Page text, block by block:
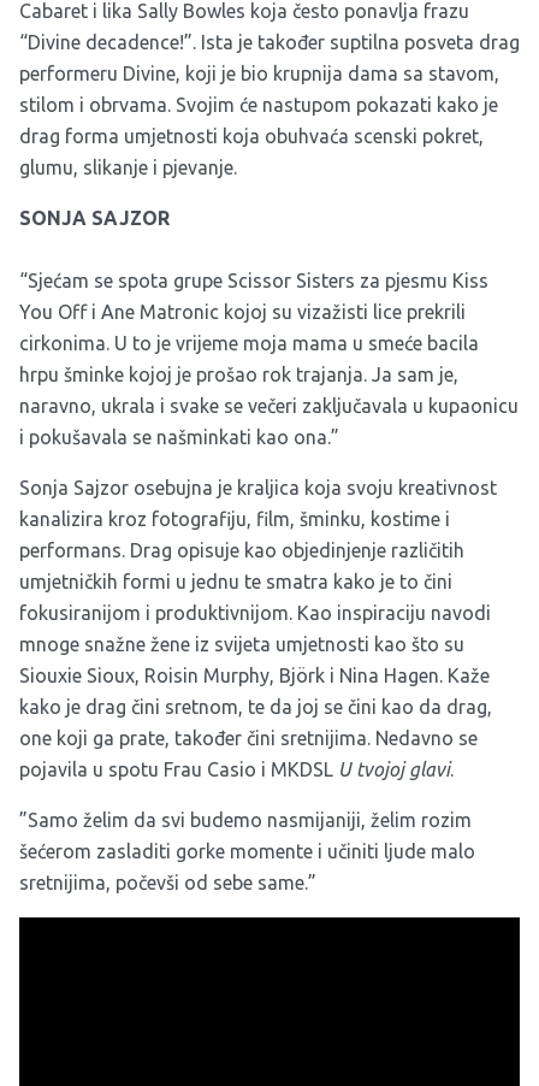
Cabaret i lika Sally Bowles koja često ponavlja frazu
“Divine decadence!”. Ista je također suptilna posveta drag
performeru Divine, koji je bio krupnija dama sa stavom,
stilom i obrvama. Svojim će nastupom pokazati kako je
drag forma umjetnosti koja obuhvaća scenski pokret,
glumu, slikanje i pjevanje.
SONJA SAJZOR
“Sjećam se spota grupe Scissor Sisters za pjesmu Kiss
You Offi Ane Matronic kojoj su vizažisti lice prekrili
cirkonima. U to je vrijeme moja mama u smeće bacila
hrpu šminke kojoj je prošao rok trajanja. Ja sam je,
naravno, ukrala i svake se večeri zaključavala u kupaonicu
i pokušavala se našminkati kao ona.”
Sonja Sajzor osebujna je kraljica koja svoju kreativnost
kanalizira kroz fotografiju, film, šminku, kostime i
performans. Drag opisuje kao objedinjenje različitih
umjetničkih formi u jednu te smatra kako je to čini
fokusiranijom i produktivnijom. Kao inspiraciju navodi
mnoge snažne žene iz svijeta umjetnosti kao što su
Siouxie Sioux, Roisin Murphy, Björk i Nina Hagen. Kaže
kako je drag čini sretnom, te da joj se čini kao da drag,
one koji ga prate, također čini sretnijima. Nedavno se
pojavila u spotu Frau Casio i MKDSL U tvojoj glavi.
”Samo želim da svi budemo nasmijaniji, želim rozim
šećerom zasladiti gorke momente i učiniti ljude malo
sretnijima, počevši od sebe same.”